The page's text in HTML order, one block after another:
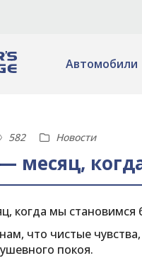
Автомобили
582 Новости
месяц,
когда мы
что чистые
покоя.